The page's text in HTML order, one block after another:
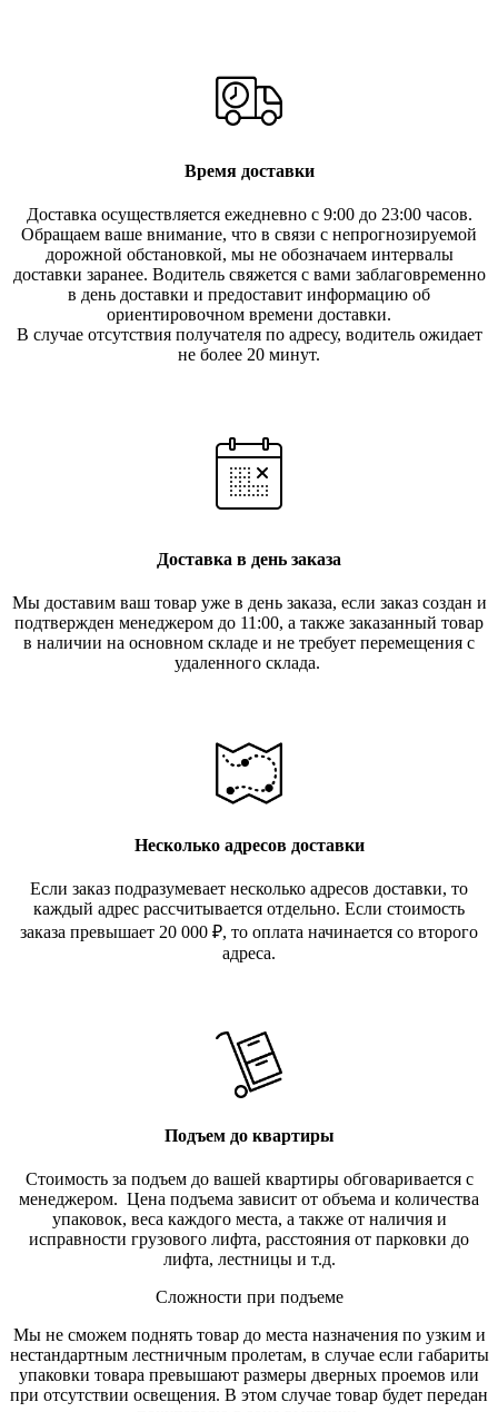
Время доставки
Доставка осуществляется ежедневно с 9:00 до 23:00 часов.
Обращаем ваше внимание, что в связи с непрогнозируемой
дорожной обстановкой, мы не обозначаем интервалы
доставки заранее. Водитель свяжется с вами заблаговременно
в день доставки и предоставит информацию об
ориентировочном времени доставки.
В случае отсутствия получателя по адресу, водитель ожидает
не более 20 минут.
Доставка в день заказа
Мы доставим ваш товар уже в день заказа, если заказ создан и
подтвержден менеджером до 11:00, а также заказанный товар
в наличии на основном складе и не требует перемещения с
удаленного склада.
Несколько адресов доставки
Если заказ подразумевает несколько адресов доставки, то
каждый адрес рассчитывается отдельно. Если стоимость
заказа превышает 20 000 ₽, то оплата начинается со второго
адреса.
Подъем до квартиры
Стоимость за подъем до вашей квартиры обговаривается с
менеджером. Цена подъема зависит от объема и количества
упаковок, веса каждого места, а также от наличия и
исправности грузового лифта, расстояния от парковки до
лифта, лестницы и т.д.
Сложности при подъеме
Мы не сможем поднять товар до места назначения по узким и
нестандартным лестничным пролетам, в случае если габариты
упаковки товара превышают размеры дверных проемов или
при отсутствии освещения. В этом случае товар будет передан